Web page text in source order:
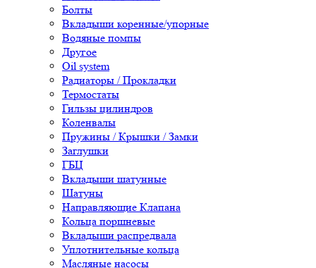
Болты
Вкладыши коренные/упорные
Водяные помпы
Другое
Oil system
Радиаторы / Прокладки
Термостаты
Гильзы цилиндров
Коленвалы
Пружины / Крышки / Замки
Заглушки
ГБЦ
Вкладыши шатунные
Шатуны
Направляющие Клапана
Кольца поршневые
Вкладыши распредвала
Уплотнительные кольца
Масляные насосы